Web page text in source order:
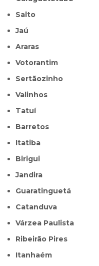
Salto
Jaú
Araras
Votorantim
Sertãozinho
Valinhos
Tatuí
Barretos
Itatiba
Birigui
Jandira
Guaratinguetá
Catanduva
Várzea Paulista
Ribeirão Pires
Itanhaém